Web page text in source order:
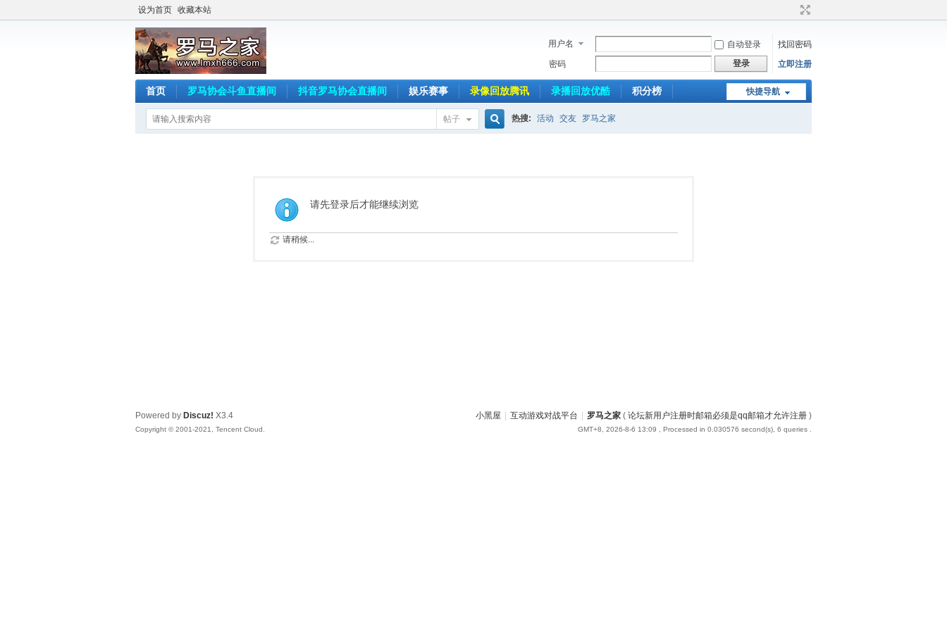
设为首页 收藏本站
用户名 自动登录
找回密码
密码
登录 立即注册
快捷导航
首页 罗马协会斗鱼直播间 抖音罗马协会直播间 娱乐赛事 录像回放腾讯 录播回放优酷 积分榜
帖子 热搜: 活动 交友 罗马之家
请先登录后才能继续浏览
请稍候...
小黑屋 互动游戏对战平台 罗马之家 ( 论坛新用户注册时邮箱必须是qq邮箱才允许注册 )
GMT+8, 2026-8-6 13:09 , Processed in 0.030576 second(s), 6 queries .
Powered by Discuz! X3.4
Copyright © 2001-2021, Tencent Cloud.